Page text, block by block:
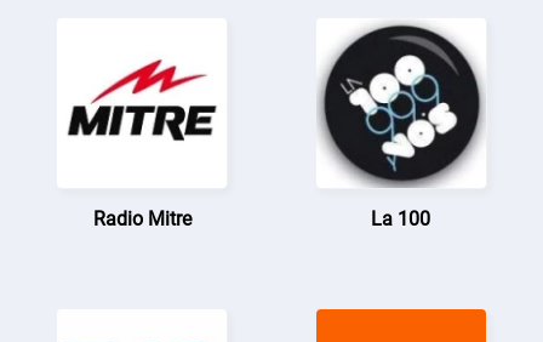
Radio Mitre La 100